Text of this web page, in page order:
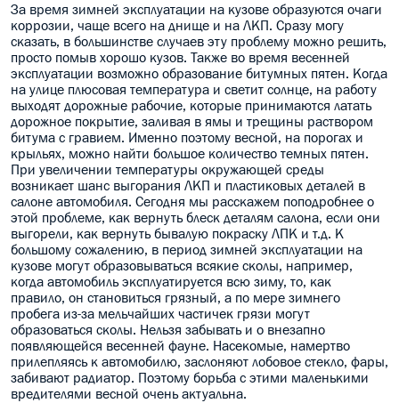
За время зимней эксплуатации на кузове образуются очаги
коррозии, чаще всего на днище и на ЛКП. Сразу могу
сказать, в большинстве случаев эту проблему можно решить,
просто помыв хорошо кузов. Также во время весенней
эксплуатации возможно образование битумных пятен. Когда
на улице плюсовая температура и светит солнце, на работу
выходят дорожные рабочие, которые принимаются латать
дорожное покрытие, заливая в ямы и трещины раствором
битума с гравием. Именно поэтому весной, на порогах и
крыльях, можно найти большое количество темных пятен.
При увеличении температуры окружающей среды
возникает шанс выгорания ЛКП и пластиковых деталей в
салоне автомобиля. Сегодня мы расскажем поподробнее о
этой проблеме, как вернуть блеск деталям салона, если они
выгорели, как вернуть бывалую покраску ЛПК и т.д. К
большому сожалению, в период зимней эксплуатации на
кузове могут образовываться всякие сколы, например,
когда автомобиль эксплуатируется всю зиму, то, как
правило, он становиться грязный, а по мере зимнего
пробега из-за мельчайших частичек грязи могут
образоваться сколы. Нельзя забывать и о внезапно
появляющейся весенней фауне. Насекомые, намертво
прилепляясь к автомобилю, заслоняют лобовое стекло, фары,
забивают радиатор. Поэтому борьба с этими маленькими
вредителями весной очень актуальна.